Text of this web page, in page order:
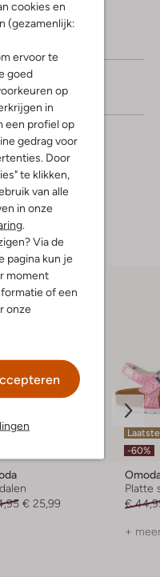
cookies en
(gezamenlijk:
ervoor te
goed
op
in
een profiel op
gedrag voor
Door
te klikken,
van alle
in onze
Via de
pagina kun je
moment
of een
onze
5/5
item
€ 25,99
-60%
Platte
€
+